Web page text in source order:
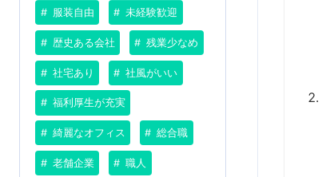
服装自由 未経験歓迎
歴史ある会社 残業少なめ
社宅あり 社風がいい
福利厚生が充実
綺麗なオフィス 総合職
老舗企業 職人